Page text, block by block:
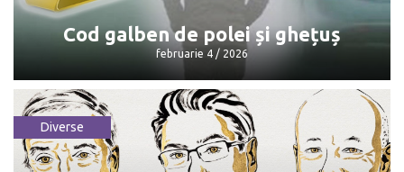
Cod galben de polei și ghețuș
februarie 4 / 2026
Cod galben de polei și ghețuș
Diverse